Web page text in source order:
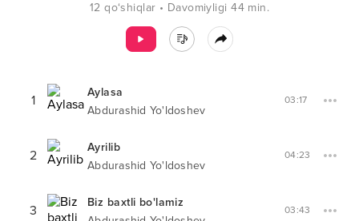
12 qo‘shiqlar • Davomiyligi 44 min.
1
Aylasa
Abdurashid Yo'ldoshev
03:17
2
Ayrilib
Abdurashid Yo'ldoshev
04:23
3
Biz baxtli bo'lamiz
03:43